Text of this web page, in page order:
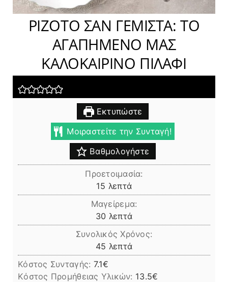
ΡΙΖΟΤΟ ΣΑΝ ΓΕΜΙΣΤΑ: ΤΟ
ΑΓΑΠΗΜΕΝΟ ΜΑΣ
ΚΑΛΟΚΑΙΡΙΝΟ ΠΙΛΑΦΙ
Εκτυπώστε
Μοιραστείτε την Συνταγή!
Βαθμολογήστε
Προετοιμασία:
15 λεπτά
λεπτά
Μαγείρεμα:
30 λεπτά
λεπτά
Συνολικός Χρόνος:
45 λεπτά
λεπτά
Κόστος Συνταγής: 7.1€
Kόστος Προμήθειας Υλικών: 13.5